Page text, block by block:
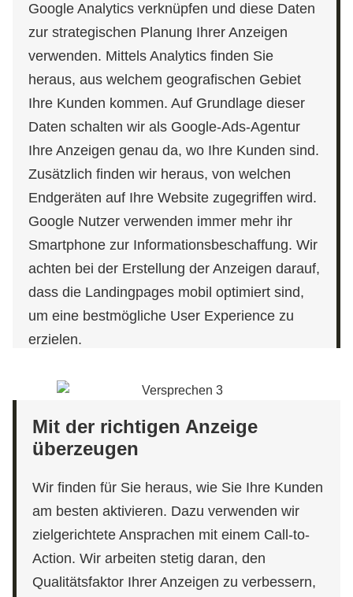
Google Analytics verknüpfen und diese Daten
zur strategischen Planung Ihrer Anzeigen
verwenden. Mittels Analytics finden Sie
heraus, aus welchem geografischen Gebiet
Ihre Kunden kommen. Auf Grundlage dieser
Daten schalten wir als Google-Ads-Agentur
Ihre Anzeigen genau da, wo Ihre Kunden sind.
Zusätzlich finden wir heraus, von welchen
Endgeräten auf Ihre Website zugegriffen wird.
Google Nutzer verwenden immer mehr ihr
Smartphone zur Informationsbeschaffung. Wir
achten bei der Erstellung der Anzeigen darauf,
dass die Landingpages mobil optimiert sind,
um eine bestmögliche User Experience zu
erzielen.
Mit der richtigen Anzeige
überzeugen
Wir finden für Sie heraus, wie Sie Ihre Kunden
am besten aktivieren. Dazu verwenden wir
zielgerichtete Ansprachen mit einem Call-to-
Action. Wir arbeiten stetig daran, den
Qualitätsfaktor Ihrer Anzeigen zu verbessern,